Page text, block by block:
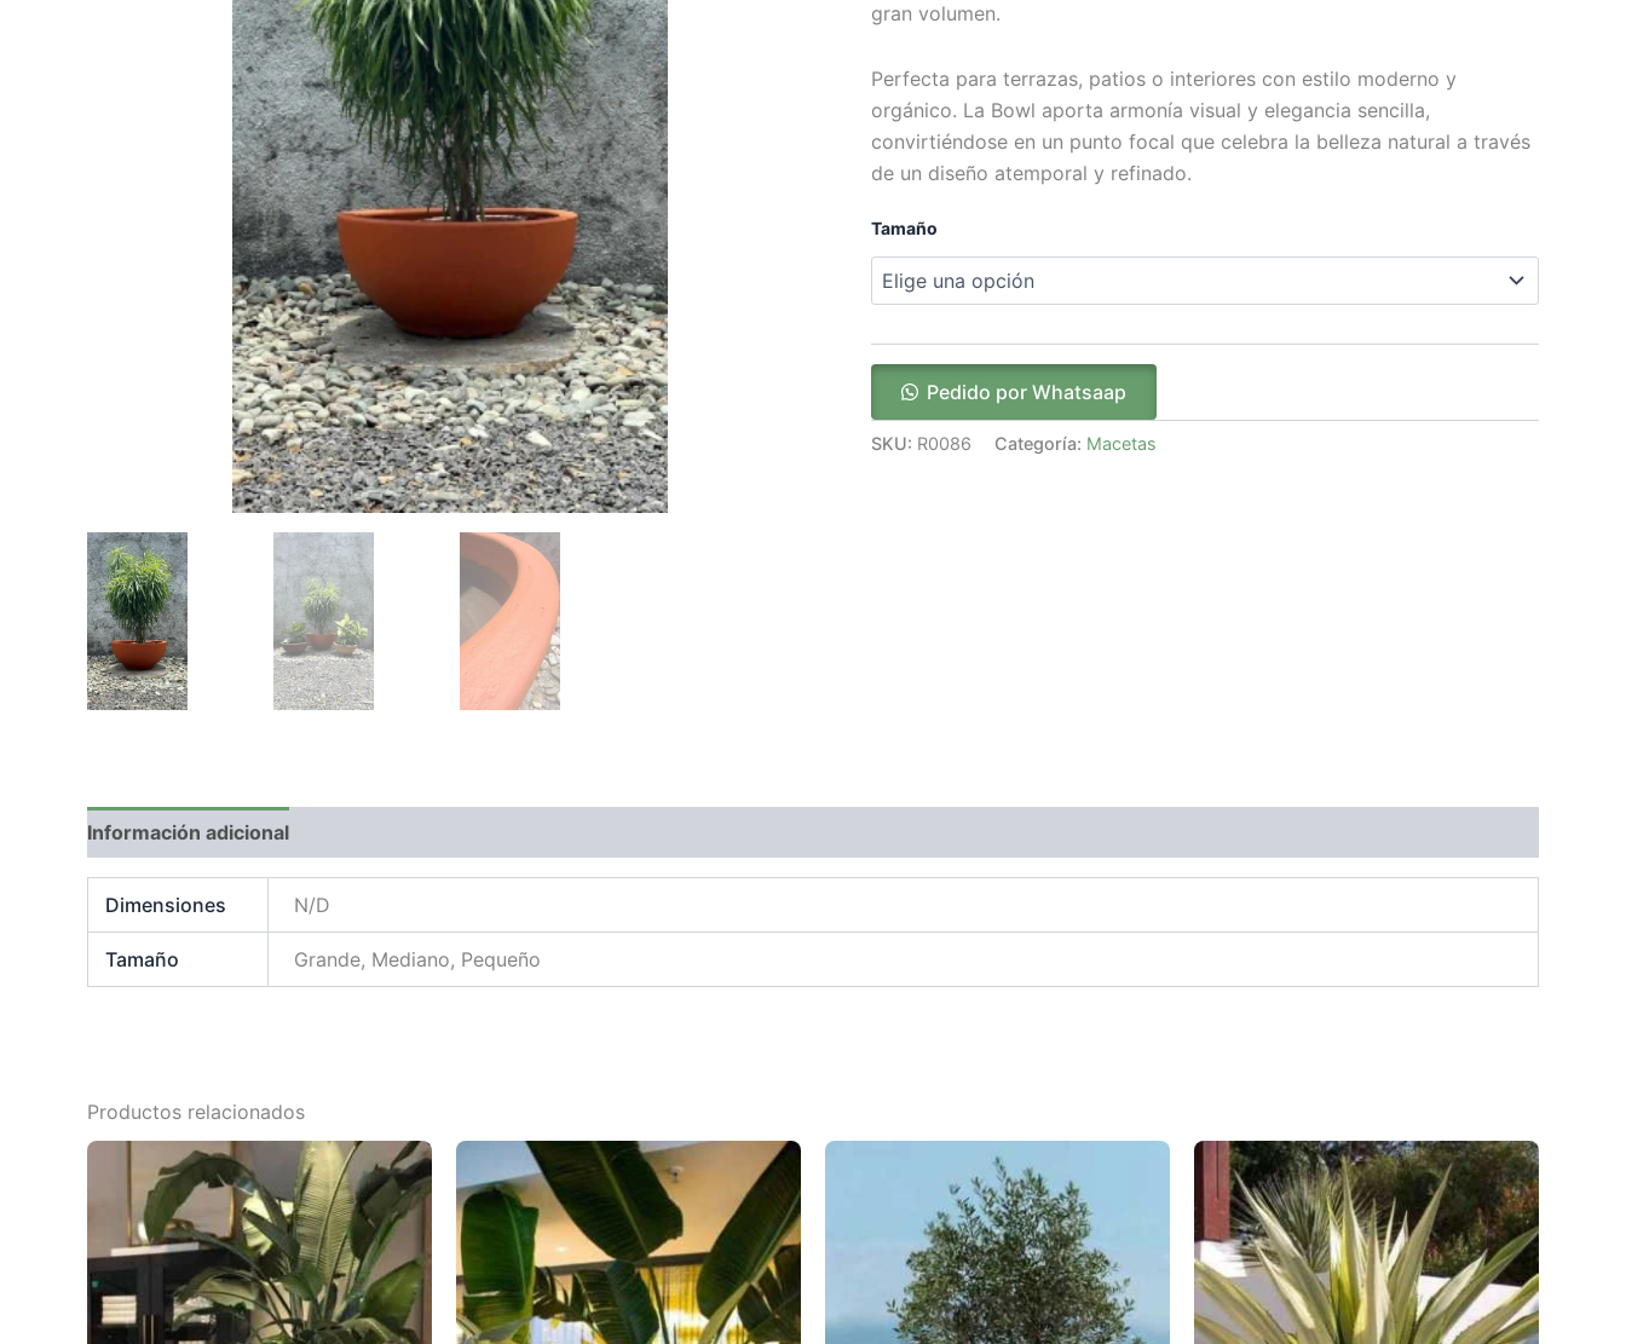
gran volumen.
Perfecta para terrazas, patios o interiores con estilo moderno y
orgánico. La Bowl aporta armonía visual y elegancia sencilla,
convirtiéndose en un punto focal que celebra la belleza natural a través
de un diseño atemporal y refinado.
Tamaño
Pedido por Whatsaap
SKU: R0086 Categoría: Macetas
Información adicional
Dimensiones N/D
Tamaño Grande, Mediano, Pequeño
Productos relacionados